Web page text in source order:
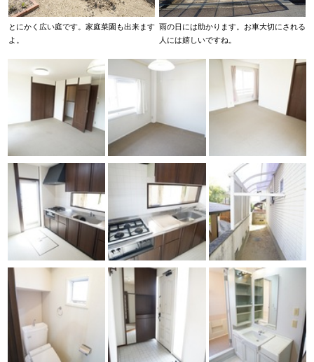
とにかく広い庭です。家庭菜園も出来ます
よ。
雨の日には助かります。お車大切にされる
人には嬉しいですね。